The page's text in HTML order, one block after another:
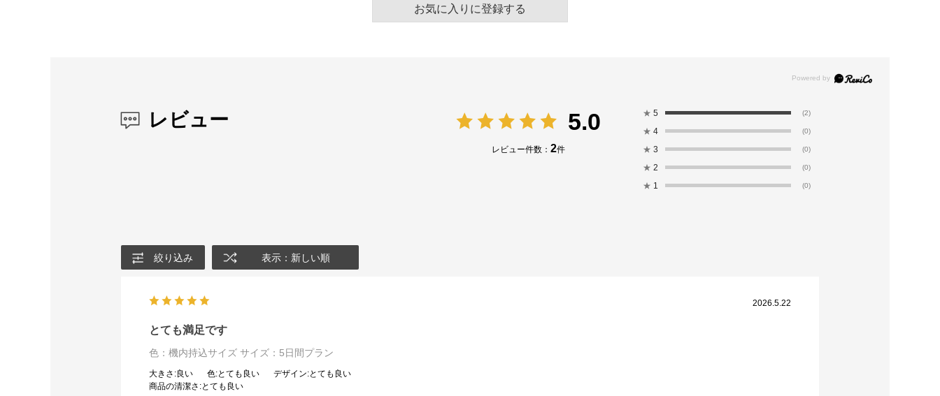
お気に入りに登録する
レビュー 5.0
レビュー件数： 2件
★ 5 (2)
★ 4 (0)
★ 3 (0)
★ 2 (0)
★ 1 (0)
絞り込み 表示：新しい順
2026.5.22
とても満足です
色：機内持込サイズ サイズ：5日間プラン
大きさ :良い 色:とても良い デザイン:とても良い
商品の清潔さ :とても良い